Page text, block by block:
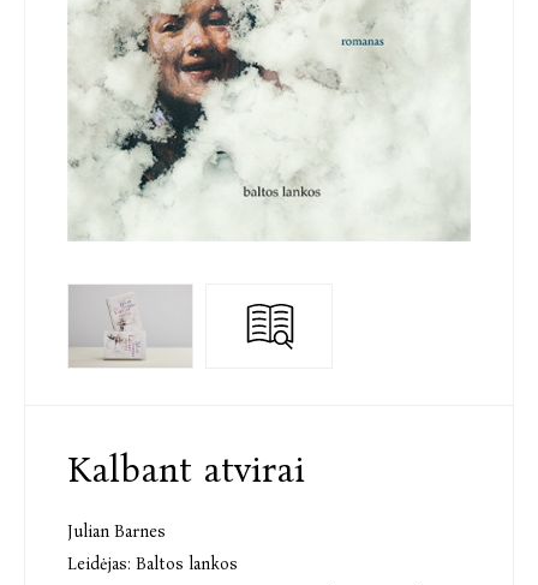
Kalbant atvirai
Julian Barnes
Leidėjas: Baltos lankos